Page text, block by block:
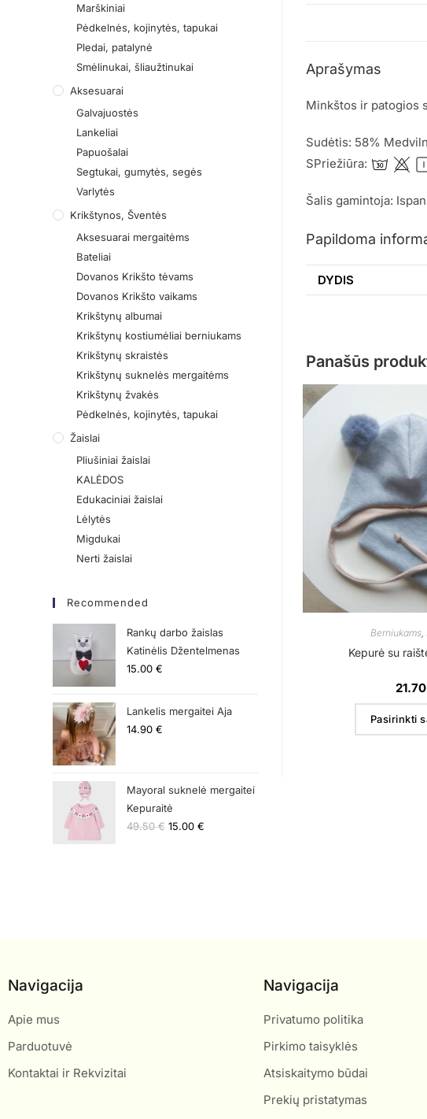
Aprašymas
Minkštos ir patogios
Sudėtis: 58%
SPriežiūra:
Šalis gamintoja:
Papildoma
DYDIS
Panašūs
Berniukams
Kepurė su
Pasirinkti
Marškiniai
Pėdkelnės, kojinytės, tapukai
Pledai, patalynė
Smėlinukai, šliaužtinukai
Aksesuarai
Galvajuostės
Lankeliai
Papuošalai
Segtukai, gumytės, segės
Varlytės
Krikštynos, Šventės
Aksesuarai mergaitėms
Bateliai
Dovanos Krikšto tėvams
Dovanos Krikšto vaikams
Krikštynų albumai
Krikštynų kostiumėliai berniukams
Krikštynų skraistės
Krikštynų suknelės mergaitėms
Krikštynų žvakės
Pėdkelnės, kojinytės, tapukai
Žaislai
Pliušiniai žaislai
KALĖDOS
Edukaciniai žaislai
Lėlytės
Migdukai
Nerti žaislai
Recommended
Rankų darbo žaislas
Katinėlis Džentelmenas
15.00€
Lankelis mergaitei Aja
14.90€
Mayoral suknelė mergaitei
Kepuraitė
49.50€ 15.00€
Navigacija
Apie mus
Parduotuvė
Kontaktai ir Rekvizitai
Navigacija
Privatumo politika
Pirkimo taisyklės
Atsiskaitymo būdai
Prekių pristatymas